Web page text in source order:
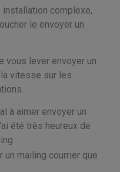
installation complexe,
le envoyer un
vous lever envoyer un
vitesse sur les
à aimer envoyer un
été très heureux de
.
un mailing courrier que